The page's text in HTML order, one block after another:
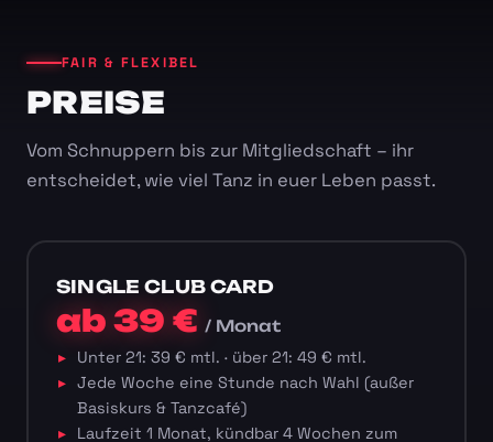
FAIR & FLEXIBEL
PREISE
Vom Schnuppern bis zur Mitgliedschaft – ihr
entscheidet, wie viel Tanz in euer Leben passt.
SINGLE CLUB CARD
ab 39 €/ Monat
Unter 21: 39 € mtl. · über 21: 49 € mtl.
Jede Woche eine Stunde nach Wahl (außer
Basiskurs & Tanzcafé)
Laufzeit 1 Monat, kündbar 4 Wochen zum